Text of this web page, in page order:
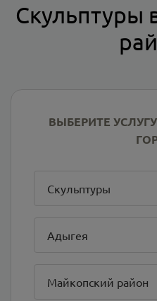
Скульптуры
ВЫБЕРИТЕ
Скульптуры
Адыгея
Майкопский район